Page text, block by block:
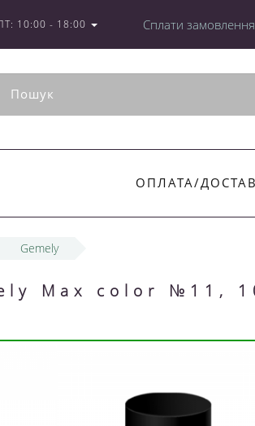
Cплати
10:00 - 18:00
ОПЛАТА/
Gemely
Max color №11,